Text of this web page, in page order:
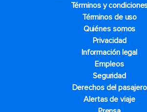
Términos y
Términos de uso
Quiénes somos
Privacidad
Información legal
Empleos
Seguridad
Derechos del pasajero
Alertas de viaje